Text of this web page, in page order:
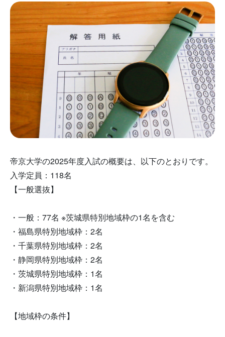
帝京大学の2025年度入試の概要は、以下のとおりです。
入学定員：118名
【一般選抜】
・一般：77名 ※茨城県特別地域枠の1名を含む
・福島県特別地域枠：2名
・千葉県特別地域枠：2名
・静岡県特別地域枠：2名
・茨城県特別地域枠：1名
・新潟県特別地域枠：1名
【地域枠の条件】